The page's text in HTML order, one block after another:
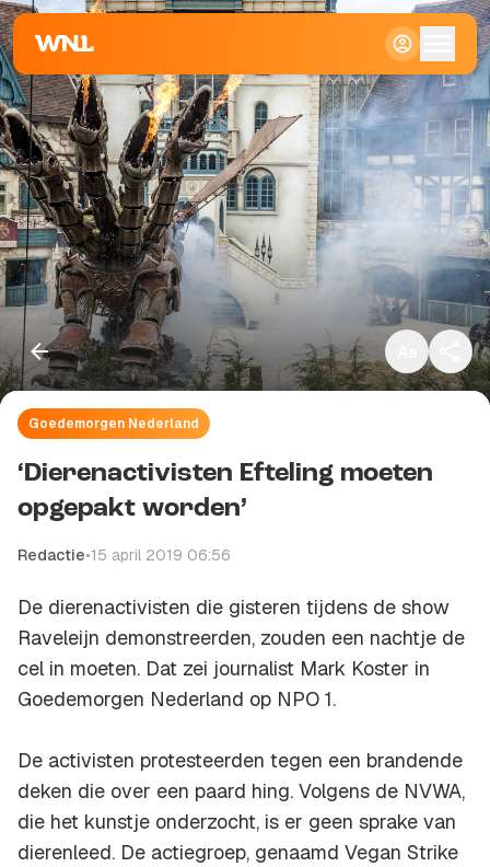
Klein
Standaard
Groot
Goedemorgen Nederland
‘Dierenactivisten Efteling moeten
opgepakt worden’
Redactie•15 april 2019 06:56
De dierenactivisten die gisteren tijdens de show
Raveleijn demonstreerden, zouden een nachtje de
cel in moeten. Dat zei journalist Mark Koster in
Goedemorgen Nederland op NPO 1.
De activisten protesteerden tegen een brandende
deken die over een paard hing. Volgens de NVWA,
die het kunstje onderzocht, is er geen sprake van
dierenleed. De actiegroep, genaamd Vegan Strike